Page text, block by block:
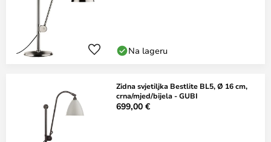
Na lageru
Zidna svjetiljka Bestlite BL5, Ø 16 cm,
crna/mjed/bijela - GUBI
699,00 €